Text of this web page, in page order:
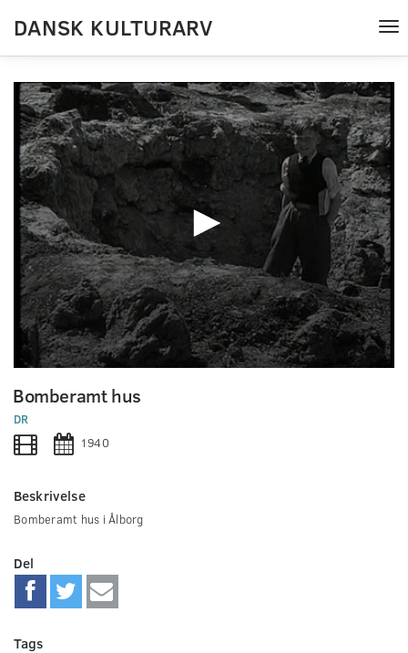
DANSK KULTURARV
seconds
of
0
seconds
Bomberamt hus
DR
1940
Beskrivelse
Bomberamt hus i Ålborg
Del
Tags